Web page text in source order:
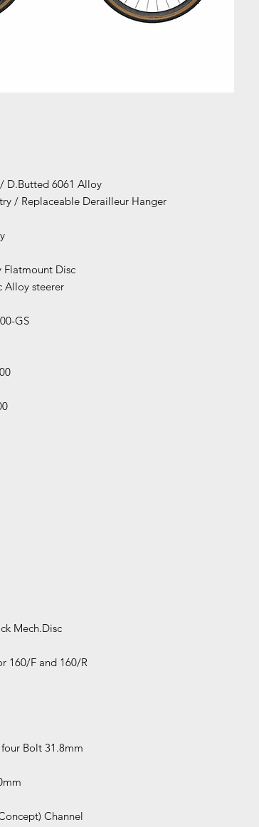
D.Butted 6061 Alloy
/ Replaceable Derailleur Hanger
Flatmount Disc
Alloy steerer
GS
Mech.Disc
160/F and 160/R
Bolt 31.8mm
Channel